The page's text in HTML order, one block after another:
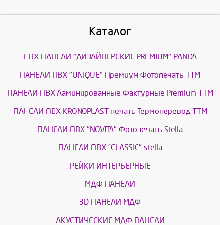
Каталог
ПВХ ПАНЕЛИ "ДИЗАЙНЕРСКИЕ PREMIUM" PANDA
ПАНЕЛИ ПВХ "UNIQUE" Премиум Фотопечать ТТМ
ПАНЕЛИ ПВХ Ламинированные Фактурные Premium ТТМ
ПАНЕЛИ ПВХ KRONOPLAST печать-Термоперевод ТТМ
ПАНЕЛИ ПВХ "NOVITA" Фотопечать Stella
ПАНЕЛИ ПВХ "CLASSIC" stella
РЕЙКИ ИНТЕРЬЕРНЫЕ
МДФ ПАНЕЛИ
3D ПАНЕЛИ МДФ
АКУСТИЧЕСКИЕ МДФ ПАНЕЛИ